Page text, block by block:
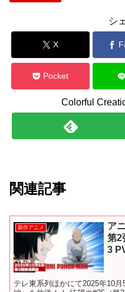
シ
X
Pocket
Colorful
関連記事
新作アニメ
ア
第2
3
テレ東系列ほかにて2025年10